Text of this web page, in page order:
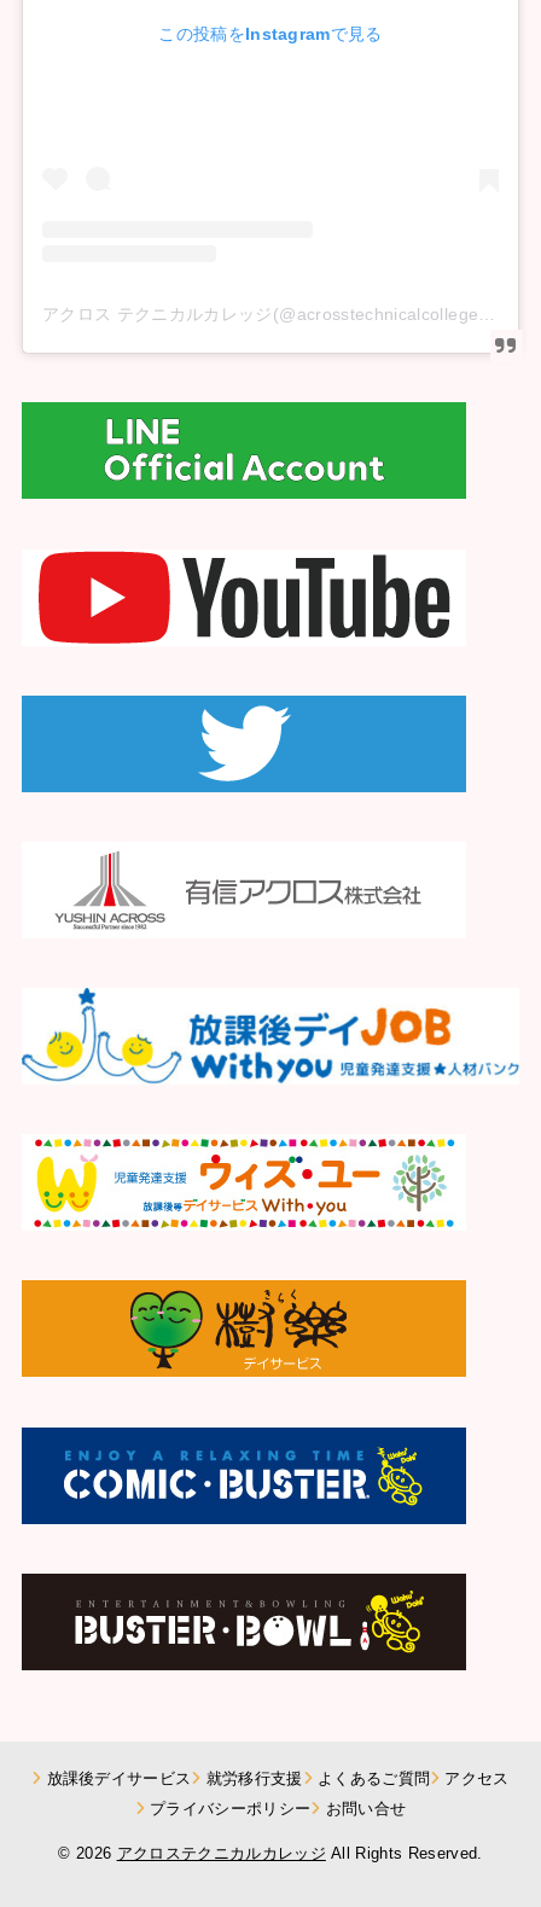
この投稿をInstagramで見る
アクロス テクニカルカレッジ(@acrosstechnicalcollege)がシェアした投稿
放課後デイサービス 就労移行支援 よくあるご質問
アクセス
プライバシーポリシー
お問い合せ
© 2026 アクロステクニカルカレッジ All Rights Reserved.